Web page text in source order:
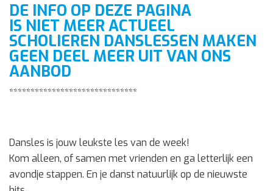
DE INFO OP DEZE PAGINA
IS NIET MEER ACTUEEL
SCHOLIEREN DANSLESSEN MAKEN
GEEN DEEL MEER UIT VAN ONS
AANBOD
******************************
Dansles is jouw leukste les van de week!
Kom alleen, of samen met vrienden en ga letterlijk een
avondje stappen. En je danst natuurlijk op de nieuwste